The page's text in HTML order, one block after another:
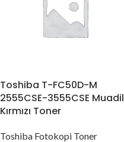
Toshiba T-FC50D-M
2555CSE-3555CSE Muadil
Kırmızı Toner
Toshiba Fotokopi Toner